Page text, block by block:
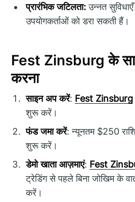
प्रारंभिक जटिलता:उन्नत
उपयोगकर्ताओं को डरा सकती हैं।
Fest Zinsburg के
करना
साइन अप करें: Fest Zinsburg
शुरू करें।
फंड जमा करें: न्यूनतम $250
शुरू करें।
डेमो खाता आज़माएं: Fest
ट्रेडिंग से पहले बिना जोखिम के
करें।